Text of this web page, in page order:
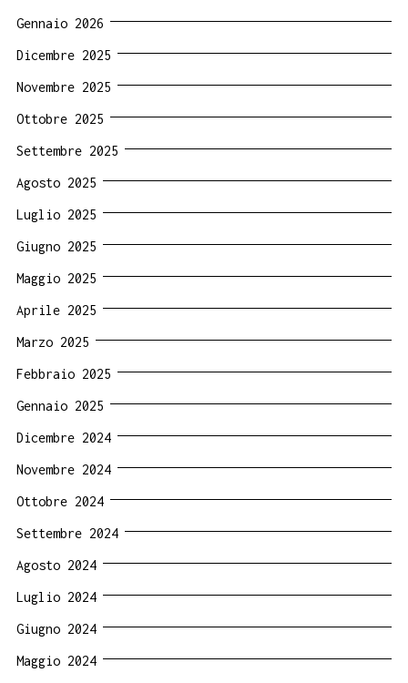
Gennaio 2026
Dicembre 2025
Novembre 2025
Ottobre 2025
Settembre 2025
Agosto 2025
Luglio 2025
Giugno 2025
Maggio 2025
Aprile 2025
Marzo 2025
Febbraio 2025
Gennaio 2025
Dicembre 2024
Novembre 2024
Ottobre 2024
Settembre 2024
Agosto 2024
Luglio 2024
Giugno 2024
Maggio 2024